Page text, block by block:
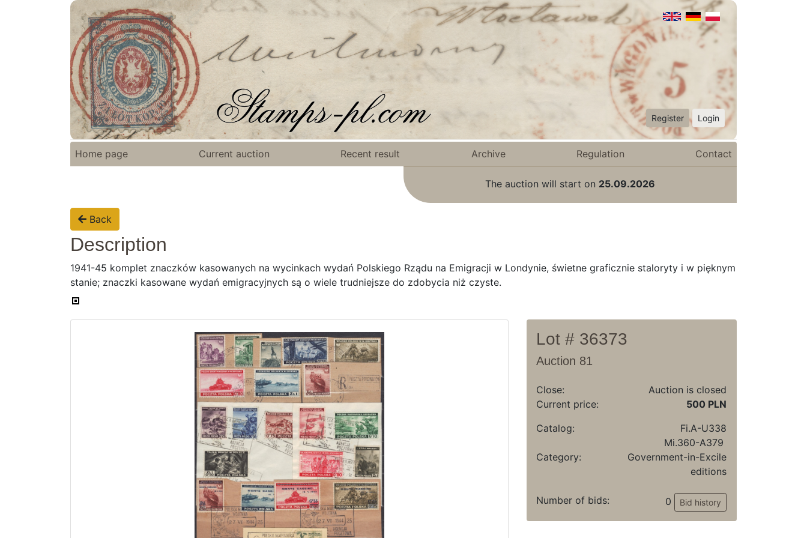
Register Login
Home page Current auction Recent result Archive Regulation Contact
The auction will start on 25.09.2026
Back
Description
1941-45 komplet znaczków kasowanych na wycinkach wydań Polskiego Rządu na Emigracji w Londynie, świetne graficznie staloryty i w pięknym
stanie; znaczki kasowane wydań emigracyjnych są o wiele trudniejsze do zdobycia niż czyste.
Lot # 36373
Auction 81
Close:
Auction is closed
Current price:
500 PLN
Catalog:
Fi.A-U338
Mi.360-A379
Category:
Government-in-Excile
editions
Number of bids: 0 Bid history